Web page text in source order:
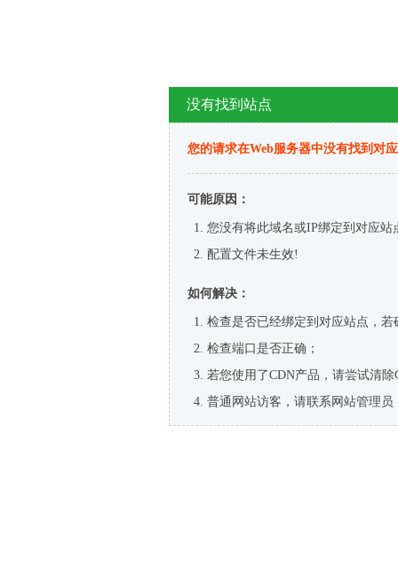
没有找到站点
您的请求在Web服务器中没有找到对
可能原因：
您没有将此域名或IP绑定到对应站
配置文件未生效!
如何解决：
检查是否已经绑定到对应站点，
检查端口是否正确；
若您使用了CDN产品，请尝试清除
普通网站访客，请联系网站管理员